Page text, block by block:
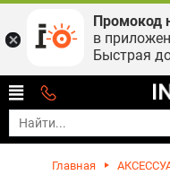
Главная
Промокод
в
Быстрая